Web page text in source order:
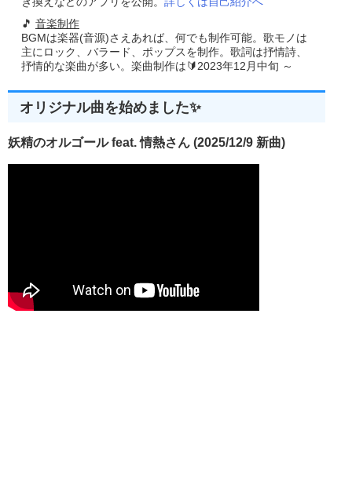
🎵 音楽制作
BGMは楽器(音源)さえあれば、何でも制作可能。歌モノは
主にロック、バラード、ポップスを制作。歌詞は抒情詩、
抒情的な楽曲が多い。楽曲制作は🔰2023年12月中旬 ～
オリジナル曲を始めました✨
妖精のオルゴール feat. 情熱さん (2025/12/9 新曲)